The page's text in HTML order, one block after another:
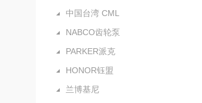
中国台湾 CML
NABCO齿轮泵
PARKER派克
HONOR钰盟
兰博基尼